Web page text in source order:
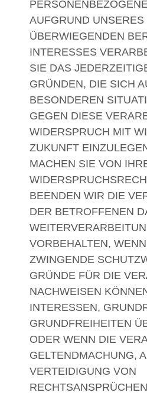
AUFGRUND UNSERES
ÜBERWIEGENDEN
INTERESSES
SIE DAS
GRÜNDEN, DIE SICH
BESONDEREN
GEGEN DIESE
WIDERSPRUCH MIT
ZUKUNFT
MACHEN SIE VON
BEENDEN WIR DIE
DER BETROFFENEN
VORBEHALTEN,
ZWINGENDE
GRÜNDE FÜR DIE
NACHWEISEN
INTERESSEN,
GRUNDFREIHEITEN
ODER WENN DIE
GELTENDMACHUNG,
VERTEIDIGUNG VON